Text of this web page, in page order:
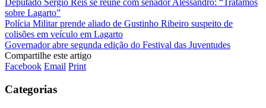
Deputado Sérgio Reis se reúne com senador Alessandro: “Tratamos
sobre Lagarto”
Polícia Militar prende aliado de Gustinho Ribeiro suspeito de
colisões em veículo em Lagarto
Governador abre segunda edição do Festival das Juventudes
Compartilhe este artigo
Facebook Email Print
Categorias